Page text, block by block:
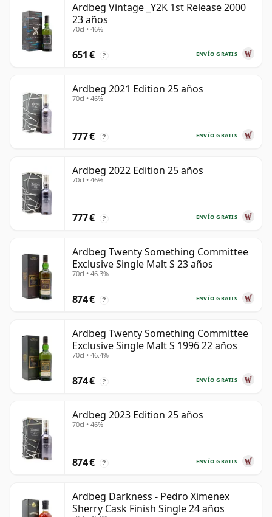
Ardbeg Vintage _Y2K 1st Release 2000
23 años
70cl • 46%
ENVÍO GRATIS
651 € ?
Ardbeg 2021 Edition 25 años
70cl • 46%
ENVÍO GRATIS
777 € ?
Ardbeg 2022 Edition 25 años
70cl • 46%
ENVÍO GRATIS
777 € ?
Ardbeg Twenty Something Committee
Exclusive Single Malt S 23 años
70cl • 46.3%
ENVÍO GRATIS
874 € ?
Ardbeg Twenty Something Committee
Exclusive Single Malt S 1996 22 años
70cl • 46.4%
ENVÍO GRATIS
874 € ?
Ardbeg 2023 Edition 25 años
70cl • 46%
ENVÍO GRATIS
874 € ?
Ardbeg Darkness - Pedro Ximenex
Sherry Cask Finish Single 24 años